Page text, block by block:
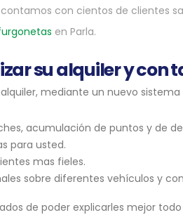
con cientos de clientes
en Parla.
su alquiler y con
mediante un nuevo
acumulación de puntos y de
para usted.
mas fieles.
sobre diferentes vehículos y
de poder explicarles mejor